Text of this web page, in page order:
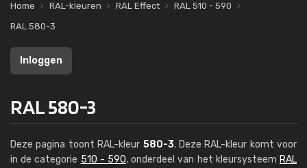
Home RAL-kleuren RAL Effect
RAL 510 - 590
RAL 580-3
Inloggen
RAL 580-3
Deze pagina toont RAL-kleur 580-3. Deze RAL-kleur komt voor
in de categorie 510 - 590, onderdeel van het kleursysteem RAL